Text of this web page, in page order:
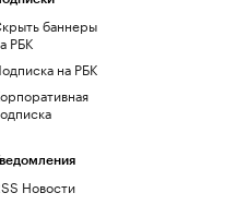
баннеры
РБК
на РБК
Новости